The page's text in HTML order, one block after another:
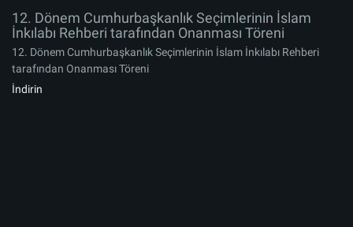
12. Dönem Cumhurbaşkanlık Seçimlerinin İslam
İnkılabı Rehberi tarafından Onanması Töreni
12. Dönem Cumhurbaşkanlık Seçimlerinin İslam İnkılabı Rehberi
tarafından Onanması Töreni
İndirin